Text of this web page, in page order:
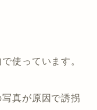
使っています。
真が原因で誘拐